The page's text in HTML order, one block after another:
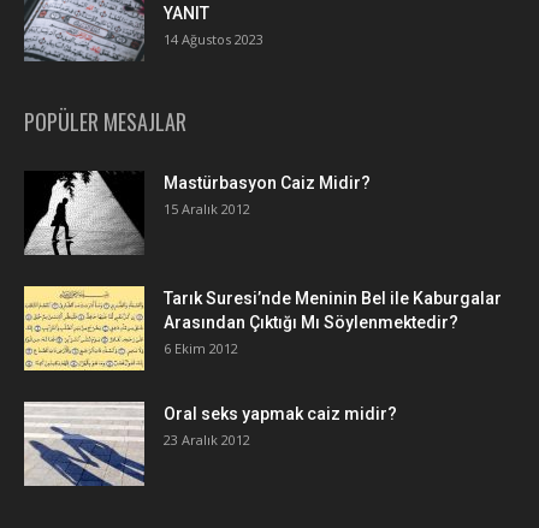
YANIT
14 Ağustos 2023
POPÜLER MESAJLAR
Mastürbasyon Caiz Midir?
15 Aralık 2012
Tarık Suresi’nde Meninin Bel ile Kaburgalar
Arasından Çıktığı Mı Söylenmektedir?
6 Ekim 2012
Oral seks yapmak caiz midir?
23 Aralık 2012